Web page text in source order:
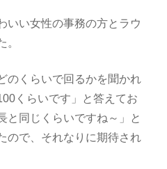
いい女性の事務の方とラウ
。
のくらいで回るかを聞かれ
くらいです」と答えてお
と同じくらいですね～」と
ので、それなりに期待され